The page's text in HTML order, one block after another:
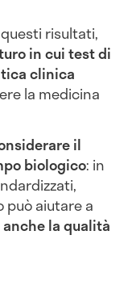
risultati,
in cui test di
clinica
la medicina
il
biologico: in
aiutare a
anche la qualità